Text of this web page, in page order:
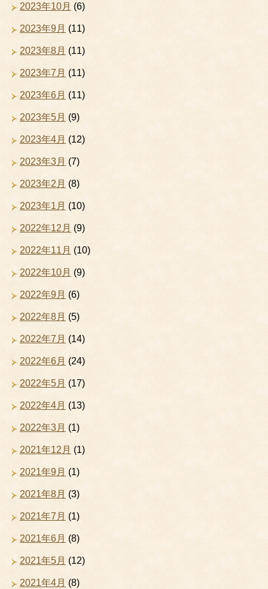
2023年10月 (6)
2023年9月 (11)
2023年8月 (11)
2023年7月 (11)
2023年6月 (11)
2023年5月 (9)
2023年4月 (12)
2023年3月 (7)
2023年2月 (8)
2023年1月 (10)
2022年12月 (9)
2022年11月 (10)
2022年10月 (9)
2022年9月 (6)
2022年8月 (5)
2022年7月 (14)
2022年6月 (24)
2022年5月 (17)
2022年4月 (13)
2022年3月 (1)
2021年12月 (1)
2021年9月 (1)
2021年8月 (3)
2021年7月 (1)
2021年6月 (8)
2021年5月 (12)
2021年4月 (8)